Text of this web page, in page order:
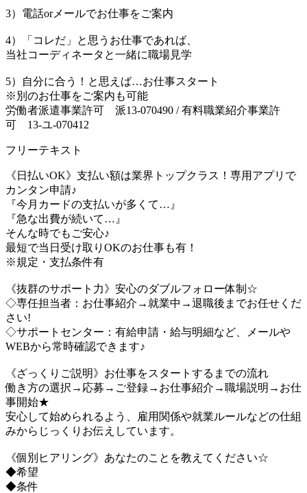
3）電話orメールでお仕事をご案内
4）「コレだ」と思うお仕事であれば、
当社コーディネータと一緒に職場見学
5）自分に合う！と思えば…お仕事スタート
※別のお仕事をご案内も可能
労働者派遣事業許可 派13-070490 / 有料職業紹介事業許
可 13-ユ-070412
フリーテキスト
《日払いOK》支払い額は業界トップクラス！専用アプリで
カンタン申請♪
『今月カードの支払いが多くて…』
『急な出費が続いて…』
そんな時でもご安心♪
最短で当日受け取りOKのお仕事も有！
※規定・支払条件有
《抜群のサポート力》安心のダブルフォロー体制☆
◇専任担当者：お仕事紹介→就業中→退職後までお任せくだ
さい!
◇サポートセンター：有給申請・給与明細など、メールや
WEBから常時確認できます♪
《ざっくりご説明》お仕事をスタートするまでの流れ
働き方の選択→応募→ご登録→お仕事紹介→職場説明→お仕
事開始★
安心して始められるよう、雇用関係や就業ルールなどの仕組
みからじっくりお伝えしています。
《個別ヒアリング》あなたのことを教えてください☆
◆希望
◆条件